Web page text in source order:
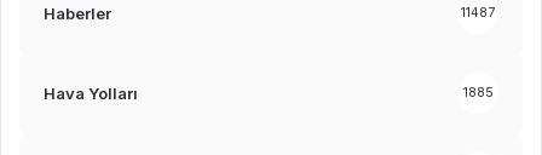
Haberler 11487
Hava Yolları 1885